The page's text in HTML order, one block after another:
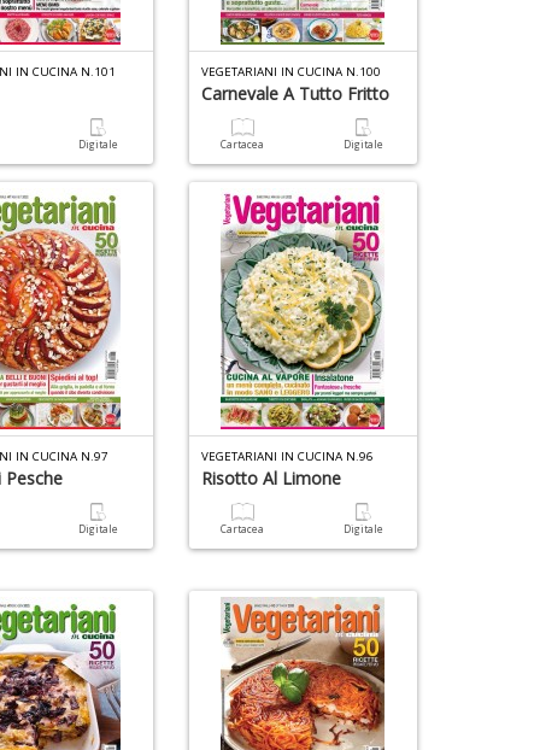
IN CUCINA N.101
Digitale
VEGETARIANI IN CUCINA N.100
Carnevale A Tutto Fritto
Cartacea Digitale
IN CUCINA N.97
Digitale
VEGETARIANI IN CUCINA N.96
Risotto Al Limone
Cartacea Digitale